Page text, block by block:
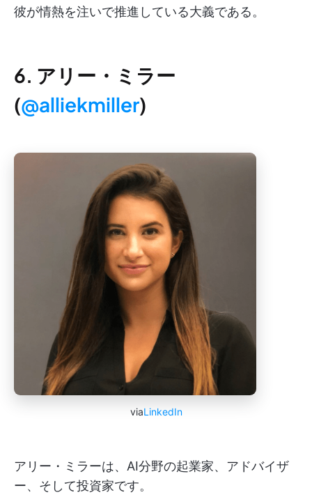
彼が情熱を注いで推進している大義である。
6. アリー・ミラー
(@alliekmiller)
viaLinkedIn
アリー・ミラーは、AI分野の起業家、アドバイザ
ー、そして投資家です。